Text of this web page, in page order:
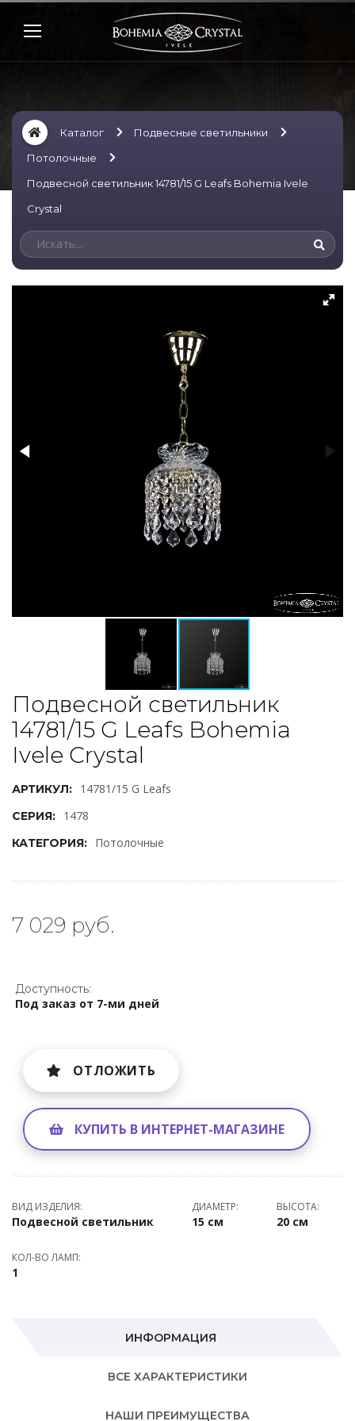
Каталог
Подвесные светильники
Потолочные
Подвесной светильник 14781/15 G Leafs Bohemia Ivele
Crystal
Подвесной светильник
14781/15 G Leafs Bohemia
Ivele Crystal
АРТИКУЛ: 14781/15 G Leafs
СЕРИЯ: 1478
КАТЕГОРИЯ: Потолочные
7 029 руб.
Доступность:
Под заказ от 7-ми дней
ОТЛОЖИТЬ
КУПИТЬ В ИНТЕРНЕТ-МАГАЗИНЕ
ВИД ИЗДЕЛИЯ:
Подвесной светильник
ДИАМЕТР:
15 см
ВЫСОТА:
20 см
КОЛ-ВО ЛАМП:
1
ИНФОРМАЦИЯ
ВСЕ ХАРАКТЕРИСТИКИ
НАШИ ПРЕИМУЩЕСТВА